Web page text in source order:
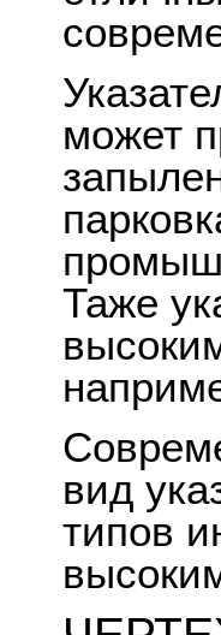
может
Таже
вид
типов